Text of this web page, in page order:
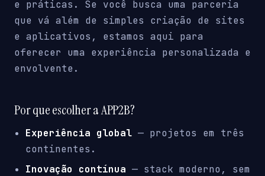
e práticas. Se você busca uma parceria
que vá além de simples criação de sites
e aplicativos, estamos aqui para
oferecer uma experiência personalizada e
envolvente.
Por que escolher a APP2B?
Experiência global — projetos em três
continentes.
Inovação contínua — stack moderno, sem